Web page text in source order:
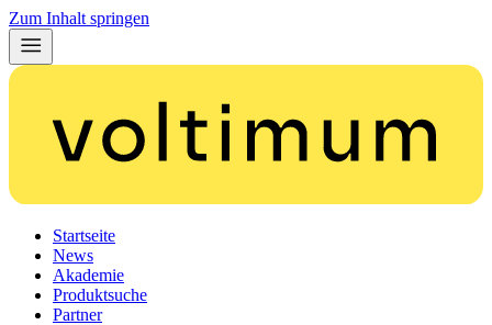
Zum Inhalt springen
Startseite
News
Akademie
Produktsuche
Partner